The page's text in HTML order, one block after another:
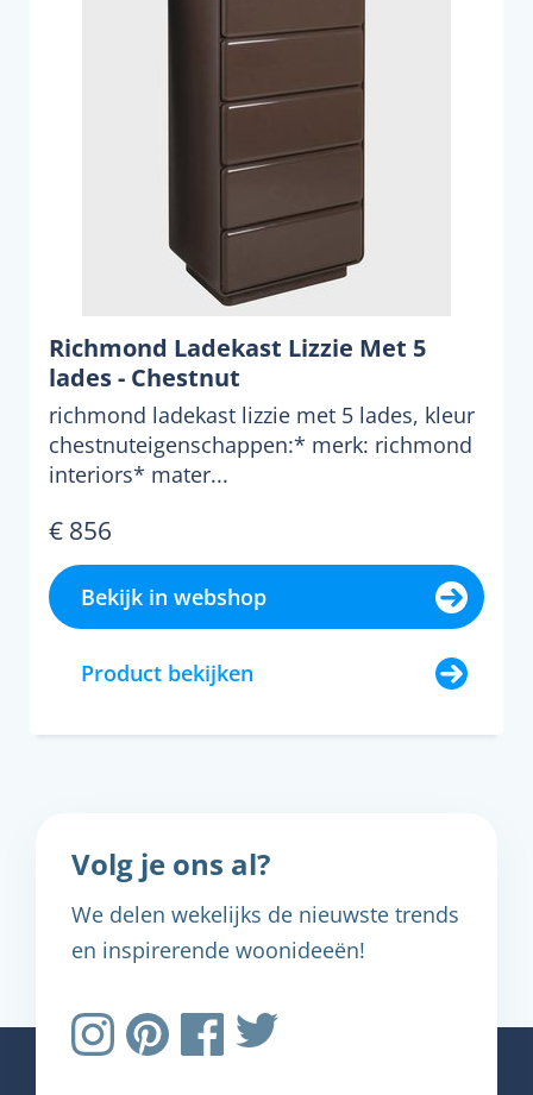
Richmond Ladekast Lizzie Met 5
lades - Chestnut
richmond ladekast lizzie met 5 lades, kleur
chestnuteigenschappen:* merk: richmond
interiors* mater...
€ 856
Bekijk in webshop
Product bekijken
Volg je ons al?
We delen wekelijks de nieuwste trends
en inspirerende woonideeën!